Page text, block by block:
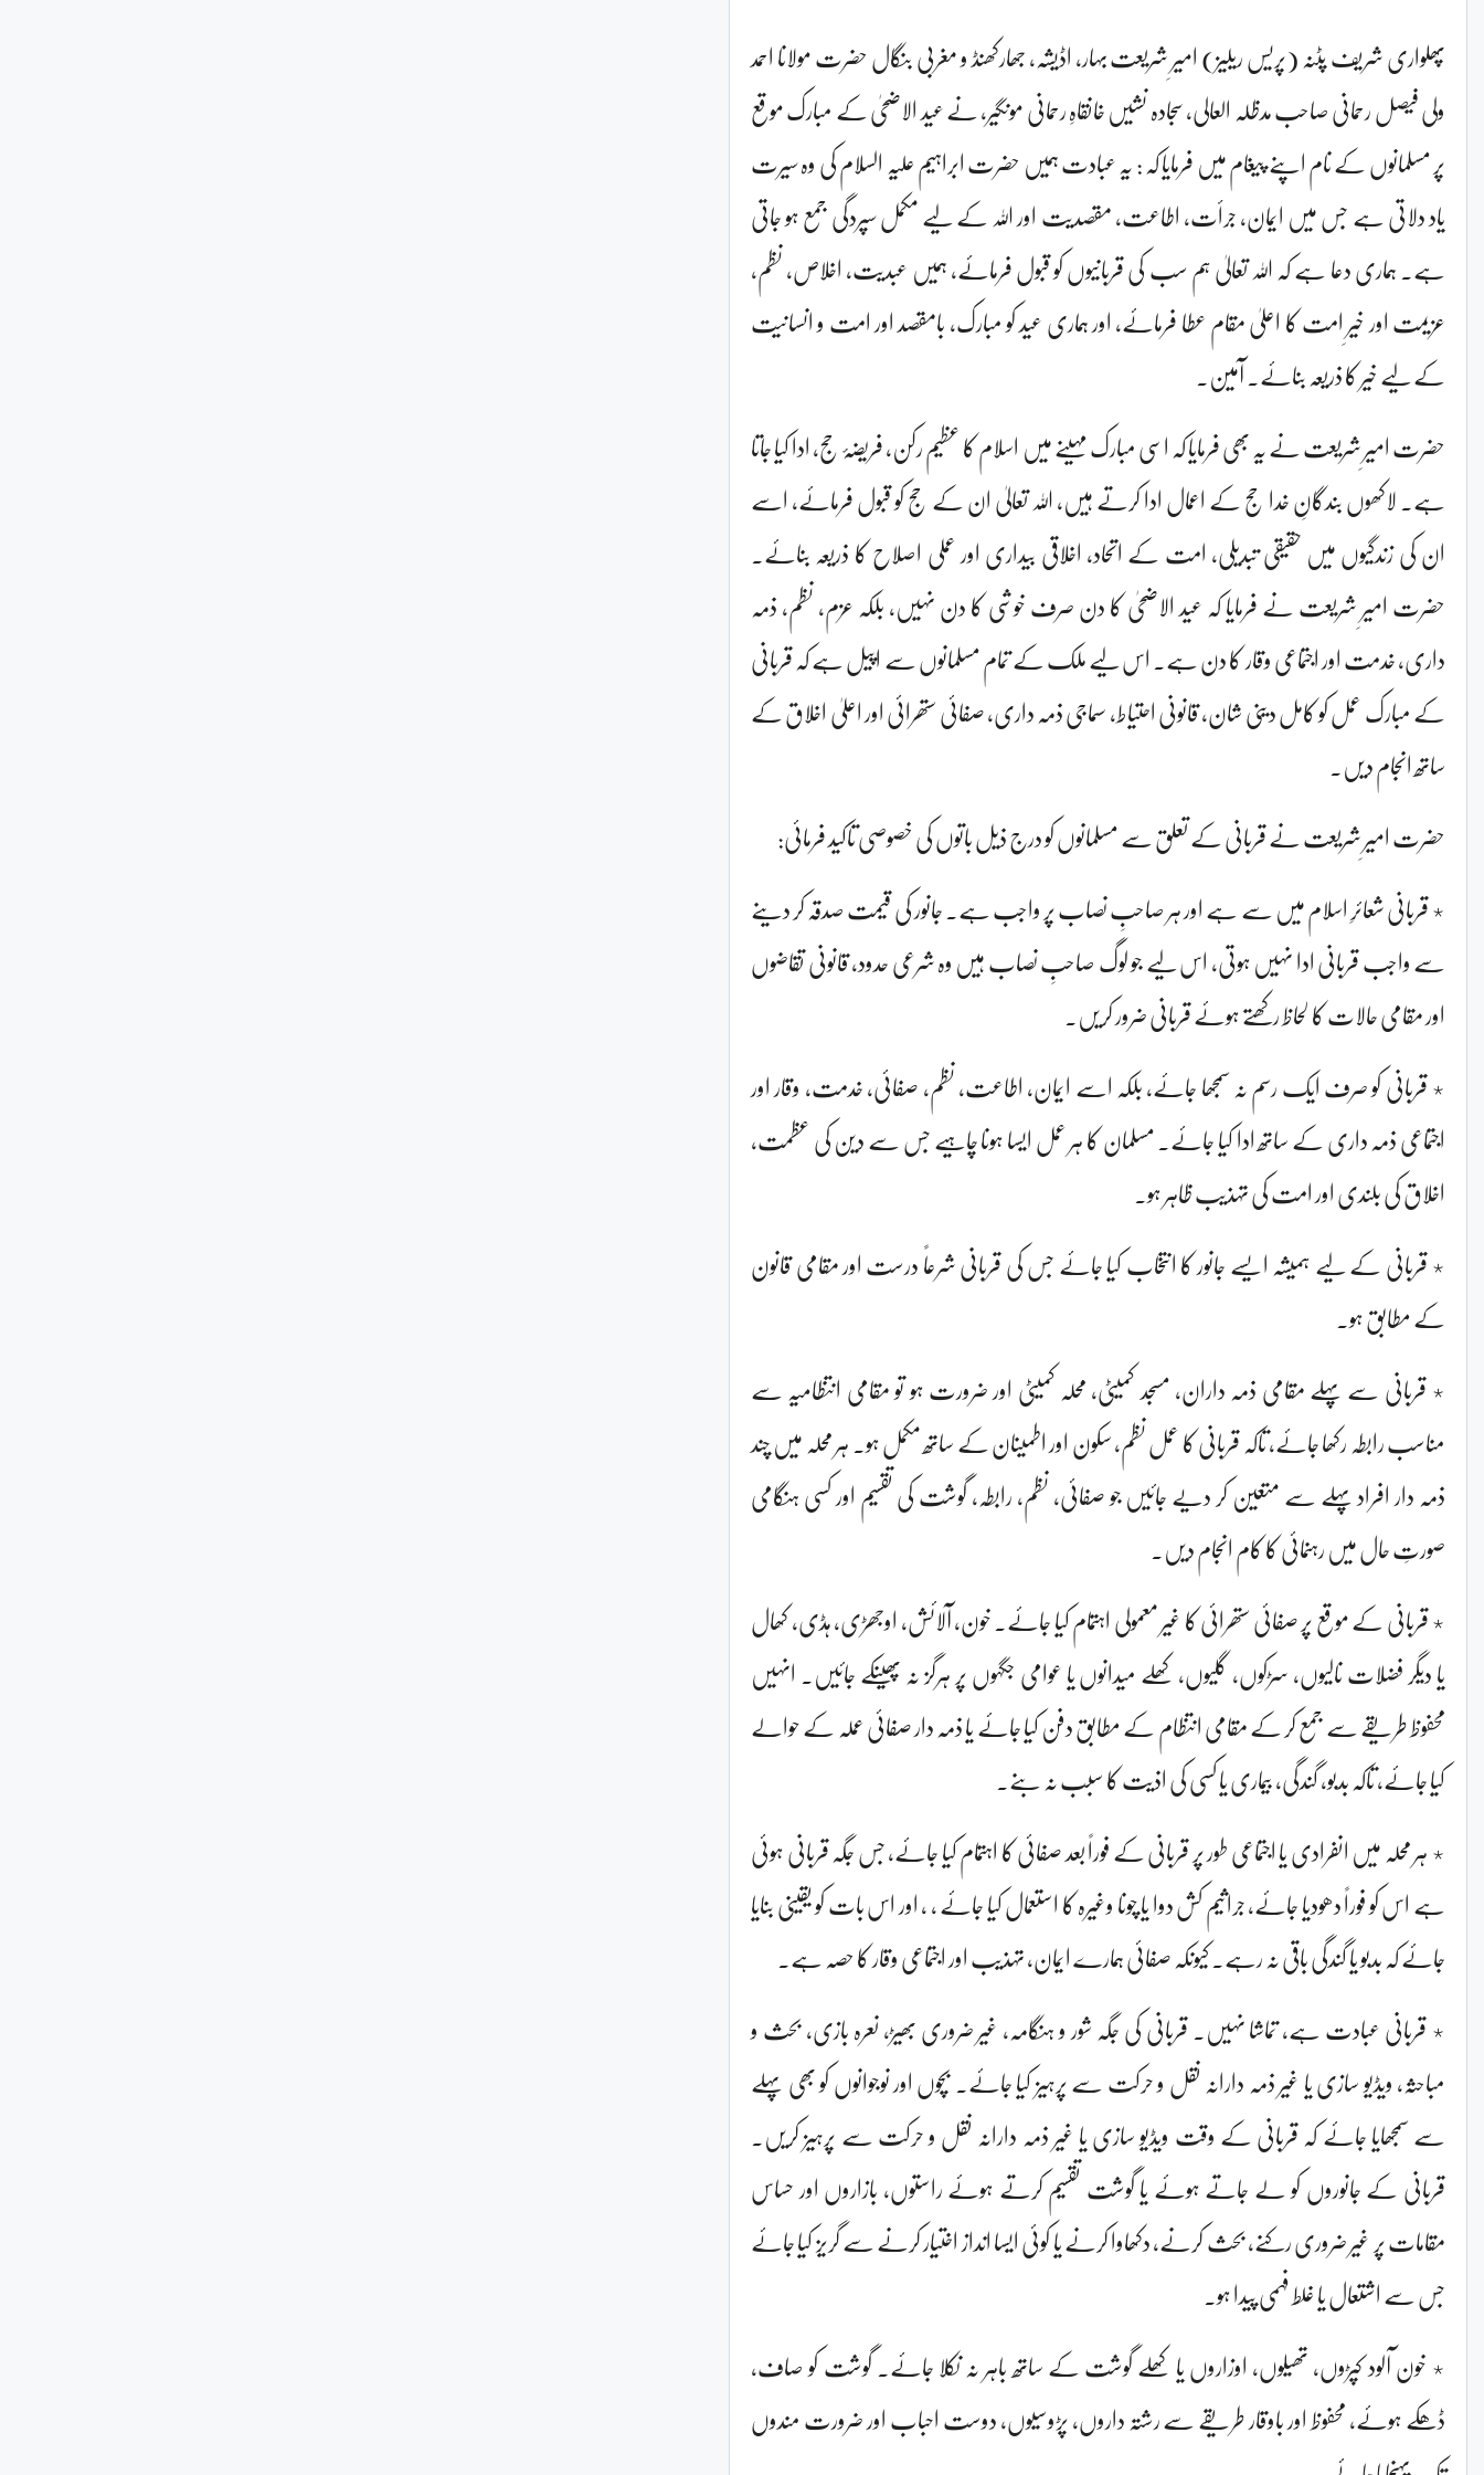
پھلواری شریف پٹنہ (پریس ریلیز) امیرِ شریعت بہار، اڈیشہ، جھارکھنڈ و مغربی بنگال حضرت مولانا احمد
ولی فیصل رحمانی صاحب مدظلہ العالی، سجادہ نشیں خانقاہِ رحمانی مونگیر، نے عید الاضحیٰ کے مبارک موقع
پر مسلمانوں کے نام اپنے پیغام میں فرمایا کہ : یہ عبادت ہمیں حضرت ابراہیم علیہ السلام کی وہ سیرت
یاد دلاتی ہے جس میں ایمان، جرأت، اطاعت، مقصدیت اور اللہ کے لیے مکمل سپردگی جمع ہو جاتی
ہے۔ ہماری دعا ہے کہ اللہ تعالیٰ ہم سب کی قربانیوں کو قبول فرمائے، ہمیں عبدیت، اخلاص، نظم،
عزیمت اور خیرِ امت کا اعلیٰ مقام عطا فرمائے، اور ہماری عید کو مبارک، بامقصد اور امت و انسانیت
کے لیے خیر کا ذریعہ بنائے۔ آمین۔
حضرت امیرِ شریعت نے یہ بھی فرمایا کہ اسی مبارک مہینے میں اسلام کا عظیم رکن، فریضۂ حج، ادا کیا جاتا
ہے۔ لاکھوں بندگانِ خدا حج کے اعمال ادا کرتے ہیں، اللہ تعالیٰ ان کے حج کو قبول فرمائے، اسے
ان کی زندگیوں میں حقیقی تبدیلی، امت کے اتحاد، اخلاقی بیداری اور عملی اصلاح کا ذریعہ بنائے۔
حضرت امیرِ شریعت نے فرمایا کہ عید الاضحیٰ کا دن صرف خوشی کا دن نہیں، بلکہ عزم، نظم، ذمہ
داری، خدمت اور اجتماعی وقار کا دن ہے۔ اس لیے ملک کے تمام مسلمانوں سے اپیل ہے کہ قربانی
کے مبارک عمل کو کامل دینی شان، قانونی احتیاط، سماجی ذمہ داری، صفائی ستھرائی اور اعلیٰ اخلاق کے
ساتھ انجام دیں۔
حضرت امیرِ شریعت نے قربانی کے تعلق سے مسلمانوں کو درج ذیل باتوں کی خصوصی تاکید فرمائی:
٭ قربانی شعائرِ اسلام میں سے ہے اور ہر صاحبِ نصاب پر واجب ہے۔ جانور کی قیمت صدقہ کر دینے
سے واجب قربانی ادا نہیں ہوتی، اس لیے جو لوگ صاحبِ نصاب ہیں وہ شرعی حدود، قانونی تقاضوں
اور مقامی حالات کا لحاظ رکھتے ہوئے قربانی ضرور کریں۔
٭ قربانی کو صرف ایک رسم نہ سمجھا جائے، بلکہ اسے ایمان، اطاعت، نظم، صفائی، خدمت، وقار اور
اجتماعی ذمہ داری کے ساتھ ادا کیا جائے۔ مسلمان کا ہر عمل ایسا ہونا چاہیے جس سے دین کی عظمت،
اخلاق کی بلندی اور امت کی تہذیب ظاہر ہو۔
٭ قربانی کے لیے ہمیشہ ایسے جانور کا انتخاب کیا جائے جس کی قربانی شرعاً درست اور مقامی قانون
کے مطابق ہو۔
٭ قربانی سے پہلے مقامی ذمہ داران، مسجد کمیٹی، محلہ کمیٹی اور ضرورت ہو تو مقامی انتظامیہ سے
مناسب رابطہ رکھا جائے، تاکہ قربانی کا عمل نظم، سکون اور اطمینان کے ساتھ مکمل ہو۔ ہر محلہ میں چند
ذمہ دار افراد پہلے سے متعین کر دیے جائیں جو صفائی، نظم، رابطہ، گوشت کی تقسیم اور کسی ہنگامی
صورتِ حال میں رہنمائی کا کام انجام دیں۔
٭ قربانی کے موقع پر صفائی ستھرائی کا غیر معمولی اہتمام کیا جائے۔ خون، آلائش، اوجھڑی، ہڈی، کھال
یا دیگر فضلات نالیوں، سڑکوں، گلیوں، کھلے میدانوں یا عوامی جگہوں پر ہرگز نہ پھینکے جائیں۔ انہیں
محفوظ طریقے سے جمع کر کے مقامی انتظام کے مطابق دفن کیا جائے یا ذمہ دار صفائی عملہ کے حوالے
کیا جائے، تاکہ بدبو، گندگی، بیماری یا کسی کی اذیت کا سبب نہ بنے۔
٭ ہر محلہ میں انفرادی یا اجتماعی طور پر قربانی کے فوراً بعد صفائی کا اہتمام کیا جائے، جس جگہ قربانی ہوئی
ہے اس کو فوراً دھودیا جائے، جراثیم کش دوا یا چونا وغیرہ کا استعمال کیا جائے ، ، اور اس بات کو یقینی بنایا
جائے کہ بدبو یا گندگی باقی نہ رہے۔ کیونکہ صفائی ہمارے ایمان، تہذیب اور اجتماعی وقار کا حصہ ہے۔
٭ قربانی عبادت ہے، تماشا نہیں۔ قربانی کی جگہ شور و ہنگامہ، غیر ضروری بھیڑ، نعرہ بازی، بحث و
مباحثہ، ویڈیو سازی یا غیر ذمہ دارانہ نقل و حرکت سے پرہیز کیا جائے۔ بچوں اور نوجوانوں کو بھی پہلے
سے سمجھایا جائے کہ قربانی کے وقت ویڈیو سازی یا غیر ذمہ دارانہ نقل و حرکت سے پرہیز کریں۔
قربانی کے جانوروں کو لے جاتے ہوئے یا گوشت تقسیم کرتے ہوئے راستوں، بازاروں اور حساس
مقامات پر غیر ضروری رکنے، بحث کرنے، دکھاوا کرنے یا کوئی ایسا انداز اختیار کرنے سے گریز کیا جائے
جس سے اشتعال یا غلط فہمی پیدا ہو۔
٭ خون آلود کپڑوں، تھیلوں، اوزاروں یا کھلے گوشت کے ساتھ باہر نہ نکلا جائے۔ گوشت کو صاف،
ڈھکے ہوئے، محفوظ اور باوقار طریقے سے رشتہ داروں، پڑوسیوں، دوست احباب اور ضرورت مندوں